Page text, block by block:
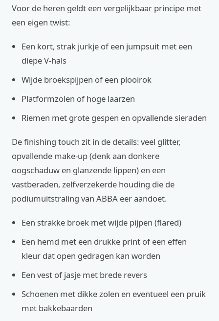
Voor de heren geldt een vergelijkbaar principe met
een eigen twist:
Een kort, strak jurkje of een jumpsuit met een
diepe V-hals
Wijde broekspijpen of een plooirok
Platformzolen of hoge laarzen
Riemen met grote gespen en opvallende sieraden
De finishing touch zit in de details: veel glitter,
opvallende make-up (denk aan donkere
oogschaduw en glanzende lippen) en een
vastberaden, zelfverzekerde houding die de
podiumuitstraling van ABBA eer aandoet.
Een strakke broek met wijde pijpen (flared)
Een hemd met een drukke print of een effen
kleur dat open gedragen kan worden
Een vest of jasje met brede revers
Schoenen met dikke zolen en eventueel een pruik
met bakkebaarden